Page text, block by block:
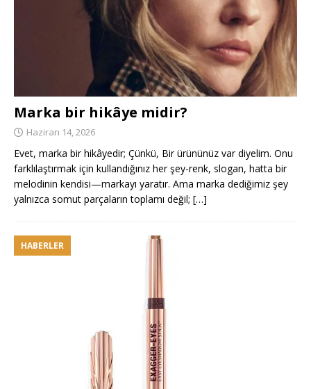
Marka bir hikâye midir?
Haziran 14, 2026
Evet, marka bir hikâyedir; Çünkü, Bir ürününüz var diyelim. Onu
farklılaştırmak için kullandığınız her şey-renk, slogan, hatta bir
melodinin kendisi—markayı yaratır. Ama marka dediğimiz şey
yalnızca somut parçaların toplamı değil; […]
HABERLER